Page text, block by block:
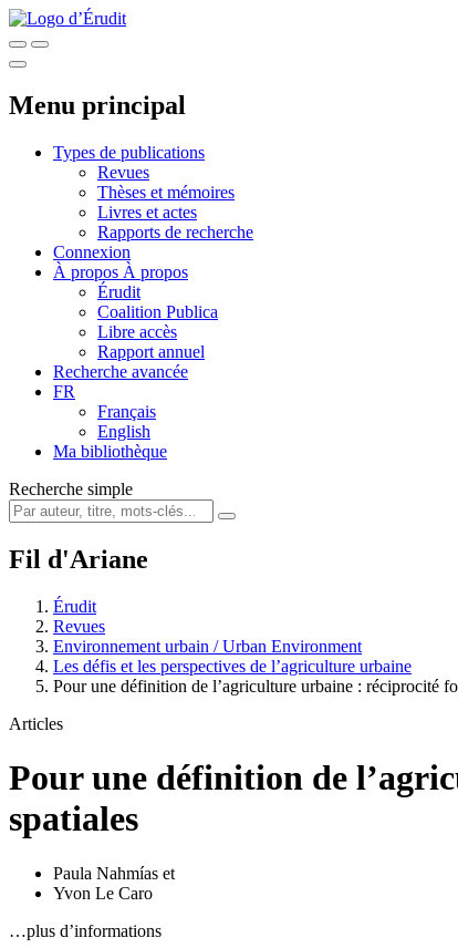
Menu principal
Types de publications
Revues
Thèses et mémoires
Livres et actes
Rapports de recherche
Connexion
À propos À propos
Érudit
Coalition Publica
Libre accès
Rapport annuel
Recherche avancée
FR
Français
English
Ma bibliothèque
Recherche simple
Fil d'Ariane
Érudit
Revues
Environnement urbain / Urban Environment
Les défis et les perspectives de l’agriculture urbaine
Pour une définition de l’agriculture urbaine : réciprocité
Articles
Pour une définition de
spatiales
Paula Nahmías et
Yvon Le Caro
…plus d’informations